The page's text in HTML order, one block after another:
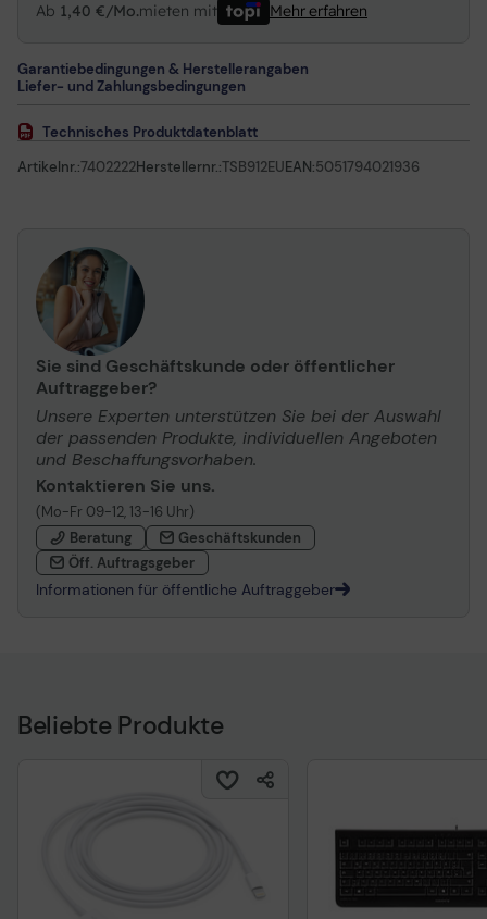
Ab 1,40 €/Mo.mieten mit Mehr erfahren
Garantiebedingungen & Herstellerangaben
Liefer- und Zahlungsbedingungen
Technisches Produktdatenblatt
Artikelnr.:7402222Herstellernr.:TSB912EUEAN:5051794021936
Sie sind Geschäftskunde oder öffentlicher
Auftraggeber?
Unsere Experten unterstützen Sie bei der Auswahl
der passenden Produkte, individuellen Angeboten
und Beschaffungsvorhaben.
Kontaktieren Sie uns.
(Mo-Fr 09-12, 13-16 Uhr)
Beratung
Geschäftskunden
Öff. Auftragsgeber
Informationen für öffentliche Auftraggeber
Beliebte Produkte